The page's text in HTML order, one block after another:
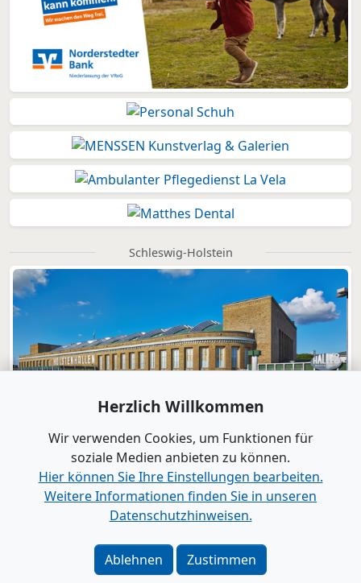
Schleswig-Holstein
Impressum |Datenschutz|Barrierefreiheit
Google als bevorzugte Quelle merken
Herzlich Willkommen
Wir verwenden Cookies, um Funktionen für
soziale Medien anbieten zu können.
Hier können Sie Ihre Einstellungen bearbeiten.
Weitere Informationen finden Sie in unseren
Datenschutzhinweisen.
Ablehnen Zustimmen